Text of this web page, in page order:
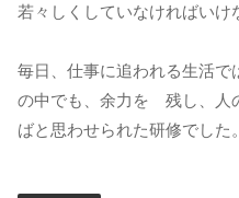
若々しくしていなければいけ
毎日、仕事に追われる生活
の中でも、余力を 残し、人
ばと思わせられた研修でした。